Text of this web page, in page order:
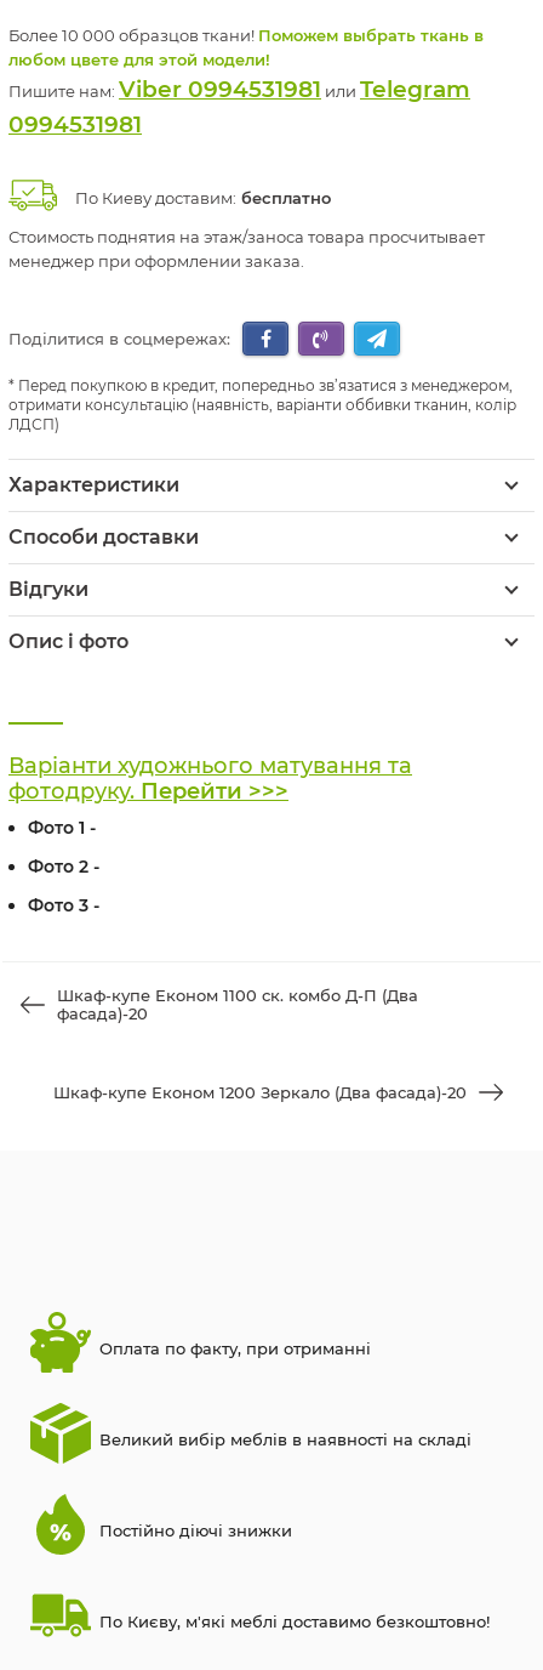
Более 10 000 образцов ткани! Поможем выбрать ткань в
любом цвете для этой модели!
Пишите нам: Viber 0994531981 или Telegram
0994531981
По Киеву доставим: бесплатно
Стоимость поднятия на этаж/заноса товара просчитывает
менеджер при оформлении заказа.
Поділитися в соцмережах:
Перед покупкою в кредит, попередньо зв’язатися з менеджером,
отримати консультацію (наявність, варіанти оббивки тканин, колір
ЛДСП)
Характеристики
Способи доставки
Відгуки
Опис і фото
Варіанти художнього матування та
фотодруку. Перейти >>>
Фото 1 -
Фото 2 -
Фото 3 -
Шкаф-купе Економ 1100 ск. комбо Д-П (Два
фасада)-20
Шкаф-купе Економ 1200 Зеркало (Два фасада)-20
Оплата по факту, при отриманні
Великий вибір меблів в наявності на складі
Постійно діючі знижки
По Києву, м'які меблі доставимо безкоштовно!